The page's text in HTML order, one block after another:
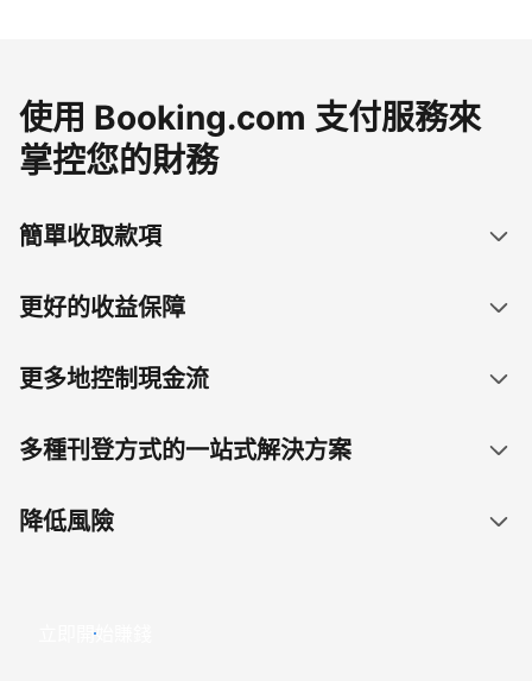
使用 Booking.com 支付服務來
掌控您的財務
簡單收取款項
更好的收益保障
更多地控制現金流
多種刊登方式的一站式解決方案
降低風險
立即開始賺錢